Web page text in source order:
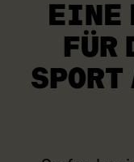
EINE
FÜR
SPORT